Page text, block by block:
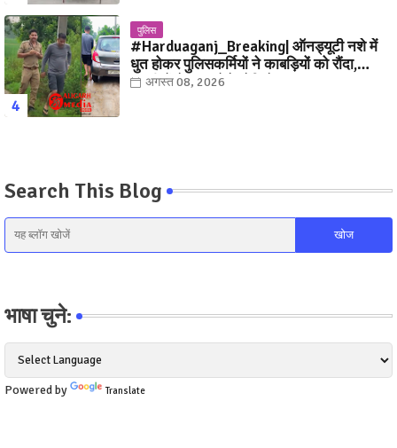
पुलिस
#Harduaganj_Breaking| ऑनड्यूटी नशे में
धुत होकर पुलिसकर्मियों ने काबड़ियों को रौंदा,
ग्रामीणों ने धर दबोचे! देखिये, Video
अगस्त 08, 2026
Search This Blog
भाषा चुने:
Powered by Translate